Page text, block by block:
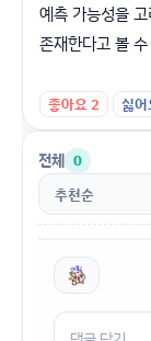
예측 가능성을
존재한다고 볼
좋아요2 싫어
전체 0